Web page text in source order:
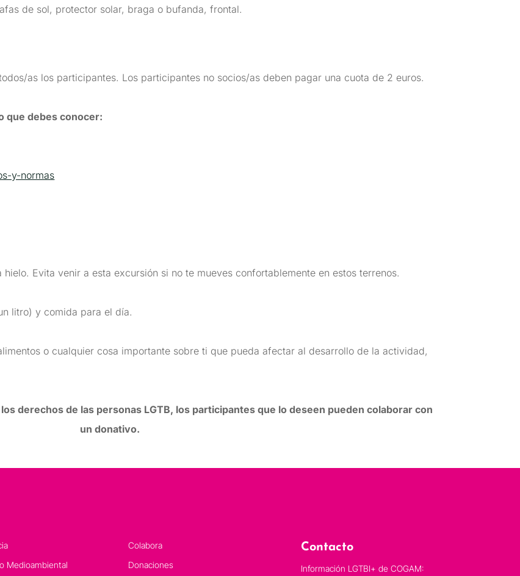
de sol, protector solar, braga o bufanda, frontal.
as los participantes. Los participantes no socios/as deben pagar una cuota de 2 euros.
que debes conocer:
y-normas
Evita venir a esta excursión si no te mueves confortablemente en estos terrenos.
litro) y comida para el día.
o cualquier cosa importante sobre ti que pueda afectar al desarrollo de la actividad,
derechos de las personas LGTB, los participantes que lo deseen pueden colaborar con
un donativo.
Medioambiental
Colabora
Donaciones
Contacto
Información LGTBI+ de COGAM: